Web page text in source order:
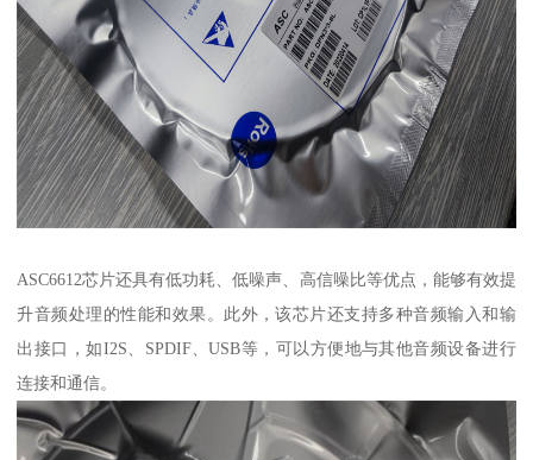
ASC6612芯片还具有低功耗、低噪声、高信噪比等优点，能够有效提
升音频处理的性能和效果。此外，该芯片还支持多种音频输入和输
出接口，如I2S、SPDIF、USB等，可以方便地与其他音频设备进行
连接和通信。